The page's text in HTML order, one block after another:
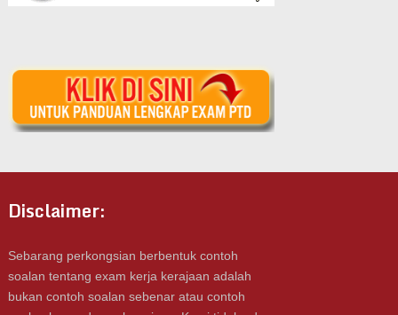
Disclaimer:
Sebarang perkongsian berbentuk contoh
soalan tentang exam kerja kerajaan adalah
bukan contoh soalan sebenar atau contoh